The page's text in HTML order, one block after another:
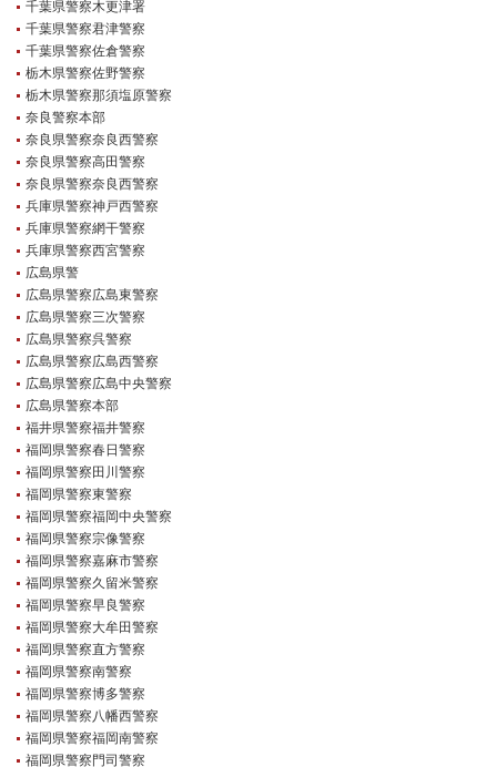
千葉県警察木更津署
千葉県警察君津警察
千葉県警察佐倉警察
栃木県警察佐野警察
栃木県警察那須塩原警察
奈良警察本部
奈良県警察奈良西警察
奈良県警察高田警察
奈良県警察奈良西警察
兵庫県警察神戸西警察
兵庫県警察網干警察
兵庫県警察西宮警察
広島県警
広島県警察広島東警察
広島県警察三次警察
広島県警察呉警察
広島県警察広島西警察
広島県警察広島中央警察
広島県警察本部
福井県警察福井警察
福岡県警察春日警察
福岡県警察田川警察
福岡県警察東警察
福岡県警察福岡中央警察
福岡県警察宗像警察
福岡県警察嘉麻市警察
福岡県警察久留米警察
福岡県警察早良警察
福岡県警察大牟田警察
福岡県警察直方警察
福岡県警察南警察
福岡県警察博多警察
福岡県警察八幡西警察
福岡県警察福岡南警察
福岡県警察門司警察